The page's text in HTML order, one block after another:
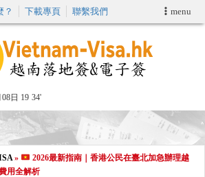
menu
？ 下載專頁 聯繫我們
日 19 34'
申請簽證
VIP快速通關服务
加快E-VISA服務
»
2026最新指南｜香港公民在臺北加急辦理越
用全解析